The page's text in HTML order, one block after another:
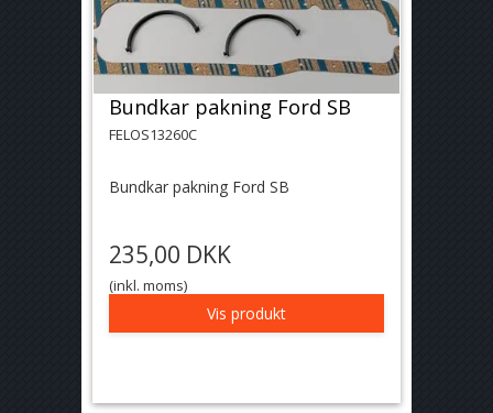
Bundkar pakning Ford SB
FELOS13260C
Bundkar pakning Ford SB
235,00 DKK
(inkl. moms)
Vis produkt